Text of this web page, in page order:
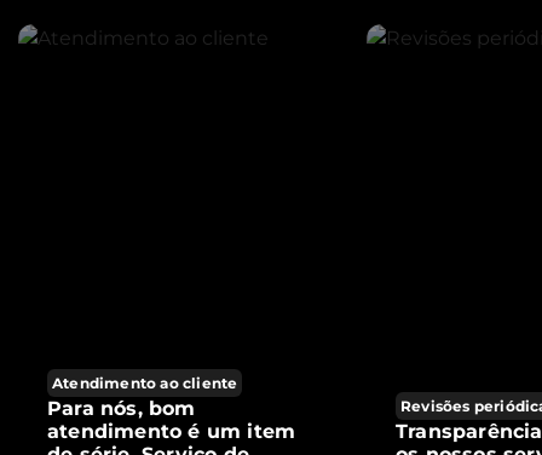
Atendimento ao cliente
Para nós, bom
atendimento é um item
Revisões